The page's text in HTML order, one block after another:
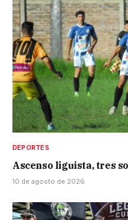
DEPORTES
Ascenso liguista, tres
10 de agosto de 2026